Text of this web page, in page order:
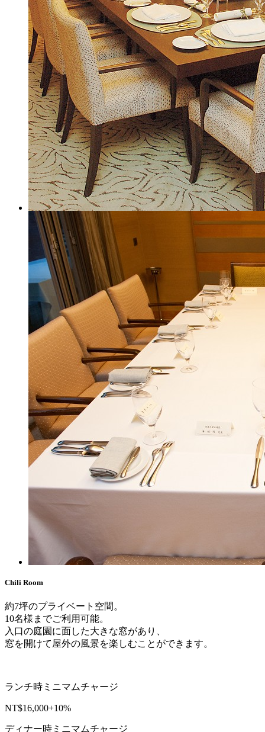
Chili Room
約7坪のプライベート空間。
10名様までご利用可能。
入口の庭園に面した大きな窓があり、
窓を開けて屋外の風景を楽しむことができます。
ランチ時ミニマムチャージ
NT$16,000+10%
ディナー時ミニマムチャージ